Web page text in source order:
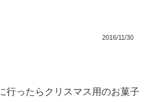
2016/11/30
行ったらクリスマス用のお菓子